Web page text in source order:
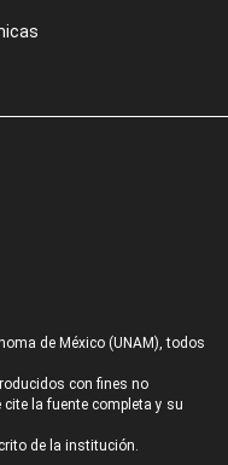
de México (UNAM), todos
con fines no
la fuente completa y su
de la institución.